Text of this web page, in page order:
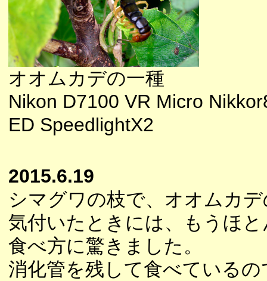
オオムカデの一種
Nikon D7100 VR Micro
ED SpeedlightX2
2015.6.19
シマグワの枝で、オオムカ
気付いたときには、もうほ
食べ方に驚きました。
消化管を残して食べているの